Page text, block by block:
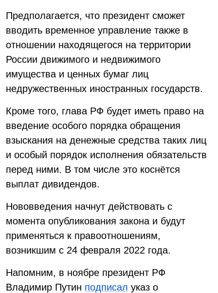
Предполагается, что президент сможет
вводить временное управление также в
отношении находящегося на территории
России движимого и недвижимого
имущества и ценных бумаг лиц
недружественных иностранных государств.
Кроме того, глава РФ будет иметь право на
введение особого порядка обращения
взыскания на денежные средства таких лиц
и особый порядок исполнения обязательств
перед ними. В том числе это коснётся
выплат дивидендов.
Нововведения начнут действовать с
момента опубликования закона и будут
применяться к правоотношениям,
возникшим с 24 февраля 2022 года.
Напомним, в ноябре президент РФ
Владимир Путин подписал указ о